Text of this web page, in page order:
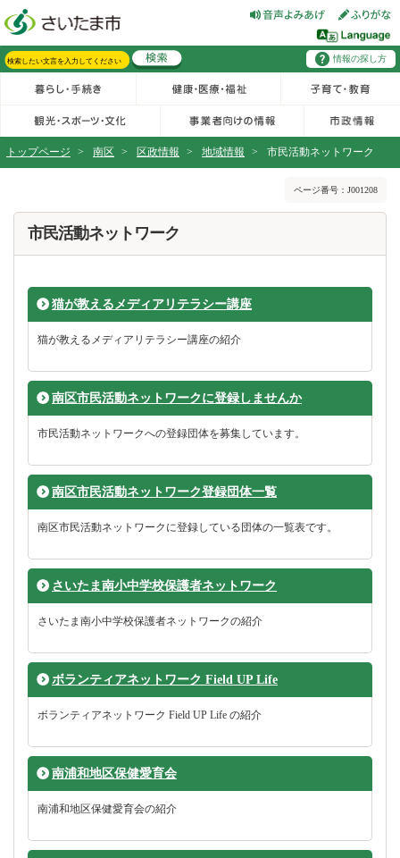
情報の探し方
トップページ > 南区 > 区政情報 > 地域情報 > 市民活動ネットワーク
ページ番号：J001208
市民活動ネットワーク
猫が教えるメディアリテラシー講座
猫が教えるメディアリテラシー講座の紹介
南区市民活動ネットワークに登録しませんか
市民活動ネットワークへの登録団体を募集しています。
南区市民活動ネットワーク登録団体一覧
南区市民活動ネットワークに登録している団体の一覧表です。
さいたま南小中学校保護者ネットワーク
さいたま南小中学校保護者ネットワークの紹介
ボランティアネットワーク Field UP Life
ボランティアネットワーク Field UP Life の紹介
南浦和地区保健愛育会
南浦和地区保健愛育会の紹介